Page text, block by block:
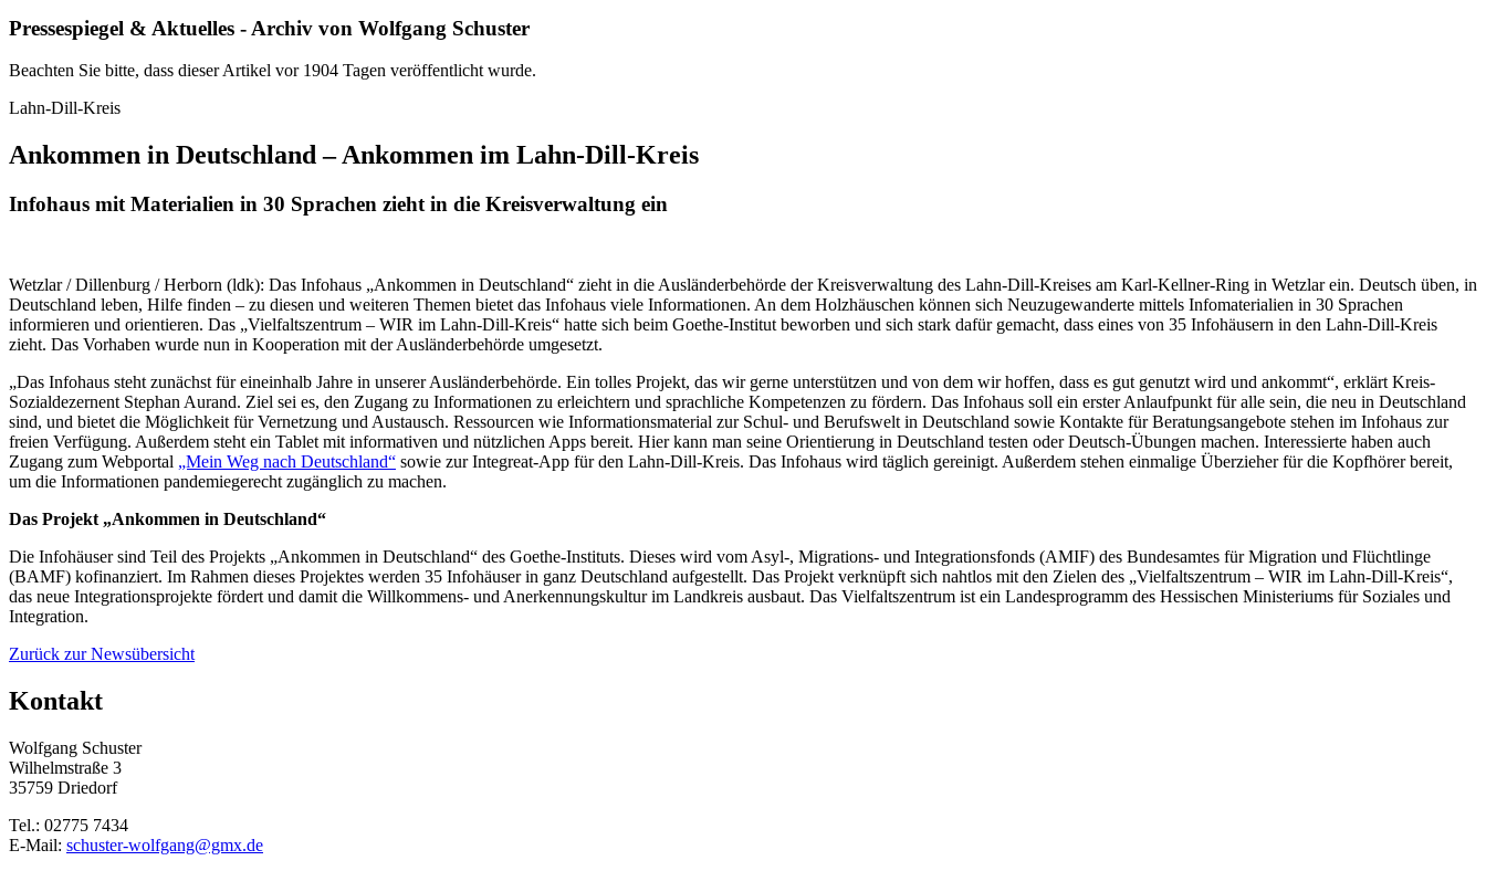
Pressespiegel & Aktuelles - Archiv von Wolfgang Schuster
Beachten Sie bitte, dass dieser Artikel vor 1904 Tagen veröffentlicht wurde.
Lahn-Dill-Kreis
Ankommen in Deutschland – Ankommen im Lahn-Dill-Kreis
Infohaus mit Materialien in 30 Sprachen zieht in die Kreisverwaltung ein
Wetzlar / Dillenburg / Herborn (ldk): Das Infohaus „Ankommen in Deutschland“ zieht in die Ausländerbehörde der Kreisverwaltung des Lahn-Dill-Kreises am Karl-Kellner-Ring in Wetzlar ein. Deutsch üben, in
Deutschland leben, Hilfe finden – zu diesen und weiteren Themen bietet das Infohaus viele Informationen. An dem Holzhäuschen können sich Neuzugewanderte mittels Infomaterialien in 30 Sprachen
informieren und orientieren. Das „Vielfaltszentrum – WIR im Lahn-Dill-Kreis“ hatte sich beim Goethe-Institut beworben und sich stark dafür gemacht, dass eines von 35 Infohäusern in den Lahn-Dill-Kreis
zieht. Das Vorhaben wurde nun in Kooperation mit der Ausländerbehörde umgesetzt.
„Das Infohaus steht zunächst für eineinhalb Jahre in unserer Ausländerbehörde. Ein tolles Projekt, das wir gerne unterstützen und von dem wir hoffen, dass es gut genutzt wird und ankommt“, erklärt Kreis-
Sozialdezernent Stephan Aurand. Ziel sei es, den Zugang zu Informationen zu erleichtern und sprachliche Kompetenzen zu fördern. Das Infohaus soll ein erster Anlaufpunkt für alle sein, die neu in Deutschland
sind, und bietet die Möglichkeit für Vernetzung und Austausch. Ressourcen wie Informationsmaterial zur Schul- und Berufswelt in Deutschland sowie Kontakte für Beratungsangebote stehen im Infohaus zur
freien Verfügung. Außerdem steht ein Tablet mit informativen und nützlichen Apps bereit. Hier kann man seine Orientierung in Deutschland testen oder Deutsch-Übungen machen. Interessierte haben auch
Zugang zum Webportal „Mein Weg nach Deutschland“ sowie zur Integreat-App für den Lahn-Dill-Kreis. Das Infohaus wird täglich gereinigt. Außerdem stehen einmalige Überzieher für die Kopfhörer bereit,
um die Informationen pandemiegerecht zugänglich zu machen.
Das Projekt „Ankommen in Deutschland“
Die Infohäuser sind Teil des Projekts „Ankommen in Deutschland“ des Goethe-Instituts. Dieses wird vom Asyl-, Migrations- und Integrationsfonds (AMIF) des Bundesamtes für Migration und Flüchtlinge
(BAMF) kofinanziert. Im Rahmen dieses Projektes werden 35 Infohäuser in ganz Deutschland aufgestellt. Das Projekt verknüpft sich nahtlos mit den Zielen des „Vielfaltszentrum – WIR im Lahn-Dill-Kreis“,
das neue Integrationsprojekte fördert und damit die Willkommens- und Anerkennungskultur im Landkreis ausbaut. Das Vielfaltszentrum ist ein Landesprogramm des Hessischen Ministeriums für Soziales und
Integration.
Zurück zur Newsübersicht
Kontakt
Wolfgang Schuster
Wilhelmstraße 3
35759 Driedorf
Tel.: 02775 7434
E-Mail: schuster-wolfgang@gmx.de